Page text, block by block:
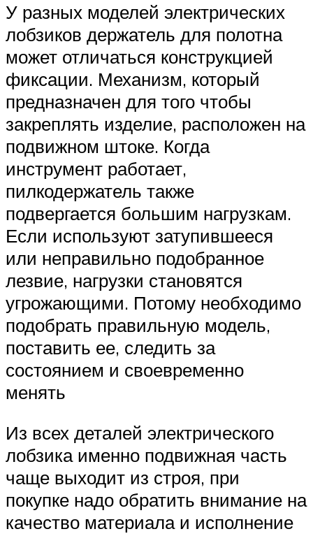
У разных моделей электрических
лобзиков держатель для полотна
может отличаться конструкцией
фиксации. Механизм, который
предназначен для того чтобы
закреплять изделие, расположен на
подвижном штоке. Когда
инструмент работает,
пилкодержатель также
подвергается большим нагрузкам.
Если используют затупившееся
или неправильно подобранное
лезвие, нагрузки становятся
угрожающими. Потому необходимо
подобрать правильную модель,
поставить ее, следить за
состоянием и своевременно
менять
Из всех деталей электрического
лобзика именно подвижная часть
чаще выходит из строя, при
покупке надо обратить внимание на
качество материала и исполнение